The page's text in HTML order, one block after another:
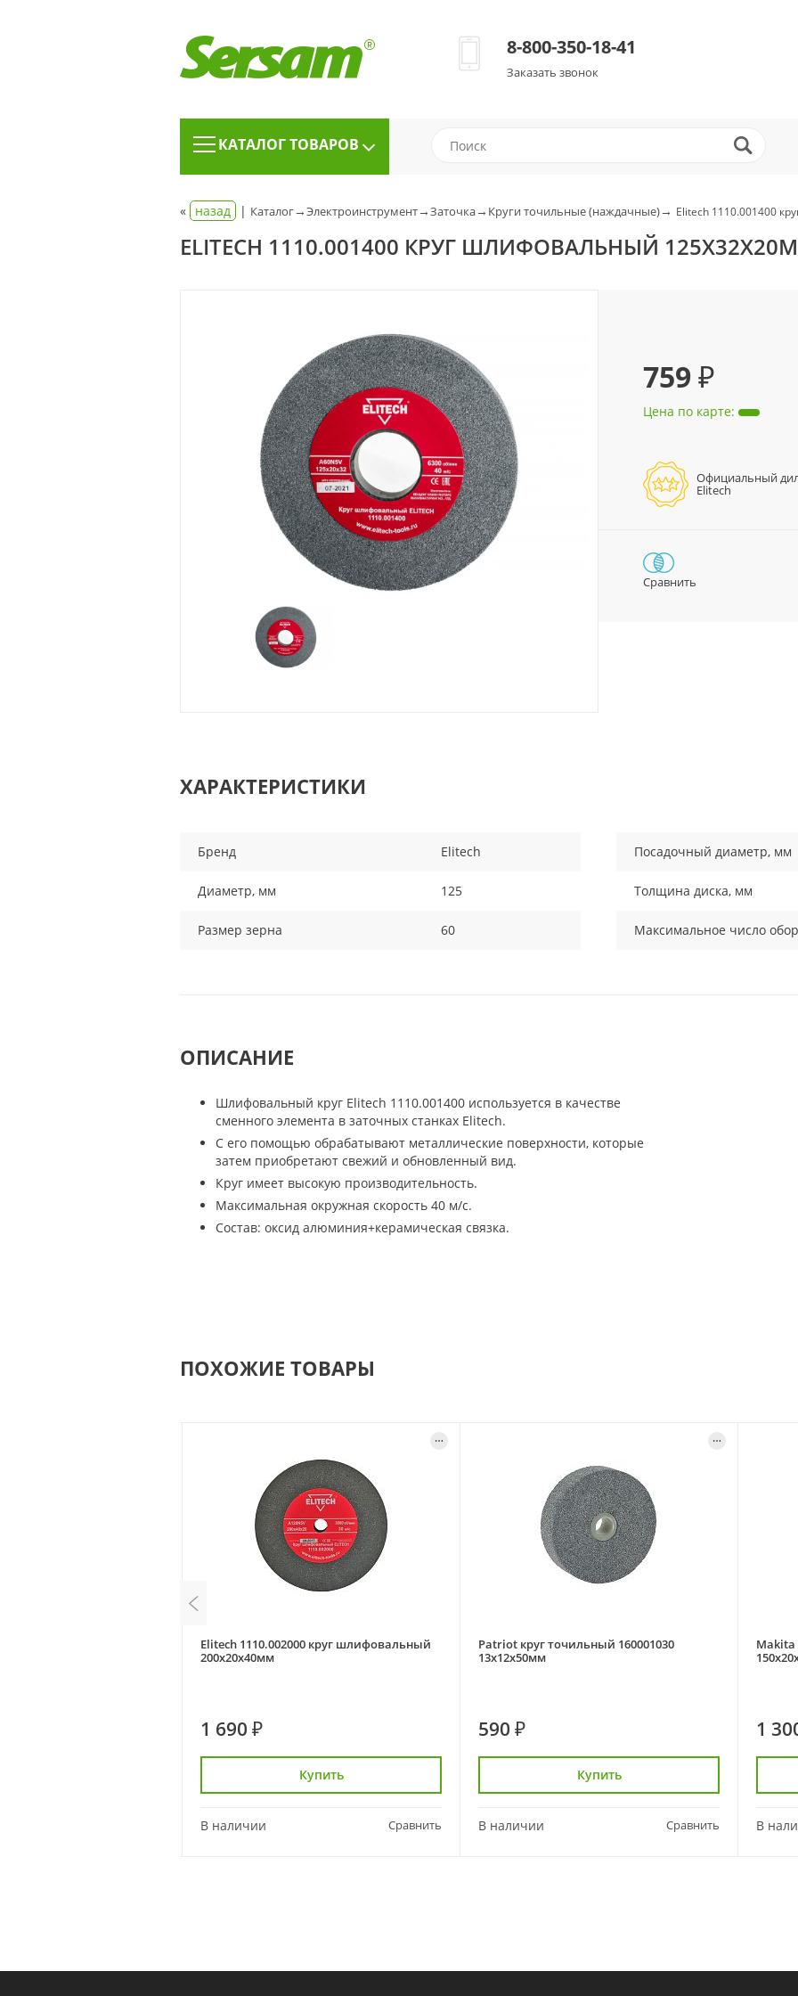
8-800-350-18-41
Заказать звонок
КАТАЛОГ ТОВАРОВ
« назад | Каталог→Электроинструмент→Заточка→ Круги точильные (наждачные)→ Elitech 1110.001400
ELITECH 1110.001400 КРУГ ШЛИФОВАЛЬНЫЙ
759 ₽
Цена по карте:
Официальный
Elitech
Сравнить
ХАРАКТЕРИСТИКИ
Бренд Elitech
Диаметр, мм 125
Размер зерна 60
Посадочный диаметр, мм
Толщина диска, мм
Максимальное число
ОПИСАНИЕ
Шлифовальный круг Elitech 1110.001400 используется в качестве
сменного элемента в заточных станках Elitech.
С его помощью обрабатывают металлические поверхности, которые
затем приобретают свежий и обновленный вид.
Круг имеет высокую производительность.
Максимальная окружная скорость 40 м/с.
Состав: оксид алюминия+керамическая связка.
ПОХОЖИЕ ТОВАРЫ
Elitech 1110.002000 круг шлифовальный
200х20х40мм
1 690 ₽
Купить
В наличии Сравнить
Patriot круг точильный 160001030
13х12х50мм
590 ₽
Купить
В наличии Сравнить
1
В